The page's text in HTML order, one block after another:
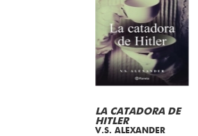
LA CATADORA DE
HITLER
V.S. ALEXANDER